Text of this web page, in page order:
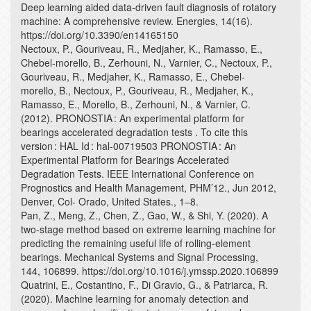
Deep learning aided data-driven fault diagnosis of rotatory
machine: A comprehensive review. Energies, 14(16).
https://doi.org/10.3390/en14165150
Nectoux, P., Gouriveau, R., Medjaher, K., Ramasso, E.,
Chebel-morello, B., Zerhouni, N., Varnier, C., Nectoux, P.,
Gouriveau, R., Medjaher, K., Ramasso, E., Chebel-
morello, B., Nectoux, P., Gouriveau, R., Medjaher, K.,
Ramasso, E., Morello, B., Zerhouni, N., & Varnier, C.
(2012). PRONOSTIA : An experimental platform for
bearings accelerated degradation tests . To cite this
version : HAL Id : hal-00719503 PRONOSTIA : An
Experimental Platform for Bearings Accelerated
Degradation Tests. IEEE International Conference on
Prognostics and Health Management, PHM’12., Jun 2012,
Denver, Col- Orado, United States., 1–8.
Pan, Z., Meng, Z., Chen, Z., Gao, W., & Shi, Y. (2020). A
two-stage method based on extreme learning machine for
predicting the remaining useful life of rolling-element
bearings. Mechanical Systems and Signal Processing,
144, 106899. https://doi.org/10.1016/j.ymssp.2020.106899
Quatrini, E., Costantino, F., Di Gravio, G., & Patriarca, R.
(2020). Machine learning for anomaly detection and